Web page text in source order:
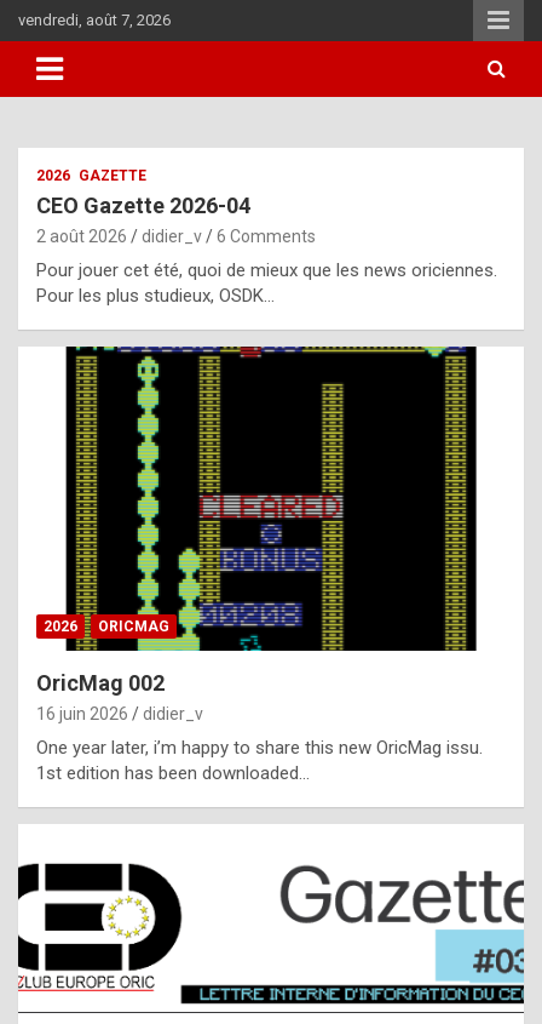
to
content
vendredi, août 7, 2026
i
u
l
y
d
i
ff
i
l
t
t
s
t
2026 GAZETTE
CEO Gazette 2026-04
2 août 2026 didier_v 6 Comments
Pour jouer cet été, quoi de mieux que les news oriciennes.
Pour les plus studieux, OSDK…
2026 ORICMAG
OricMag 002
16 juin 2026 didier_v
One year later, i’m happy to share this new OricMag issu.
1st edition has been downloaded…